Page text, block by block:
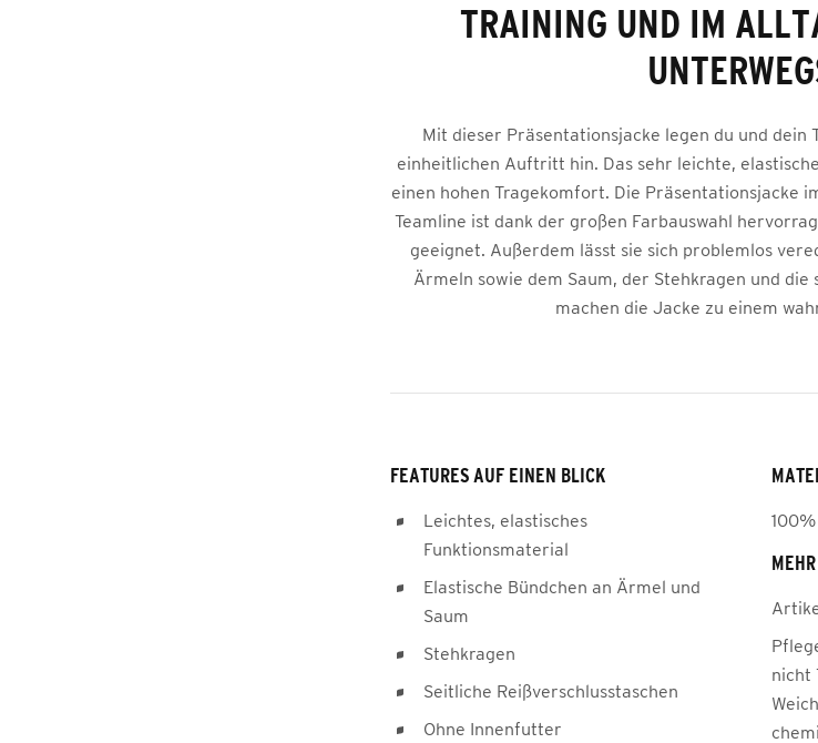
TRAINING UND IM
Mit dieser Präsentationsjacke legen du und dein
einheitlichen Auftritt hin. Das sehr leichte,
einen hohen Tragekomfort. Die Präsentationsjacke
Teamline ist dank der großen Farbauswahl
geeignet. Außerdem lässt sie sich problemlos
Ärmeln sowie dem Saum, der Stehkragen und die
machen die Jacke zu einem
FEATURES AUF EINEN BLICK
Leichtes, elastisches
Funktionsmaterial
Elastische Bündchen an Ärmel und
Saum
Stehkragen
Seitliche Reißverschlusstaschen
Ohne Innenfutter
nicht